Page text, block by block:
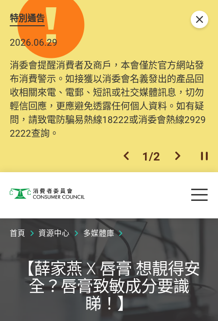
特別通告
2026.06.29
消委會提醒消費者及商戶，本會僅於官方網站發
布消費警示。如接獲以消委會名義發出的產品回
收相關來電、電郵、短訊或社交媒體訊息，切勿
輕信回應，更應避免透露任何個人資料。如有疑
問，請致電防騙易熱線18222或消委會熱線2929
2222查詢。
上一個
1/2 下一個開
關閉
消費者委員會 目
首頁 資源中心 多媒體庫
【薛家燕 X 唇膏 想靚得安
全？唇膏致敏成分要識
睇！】